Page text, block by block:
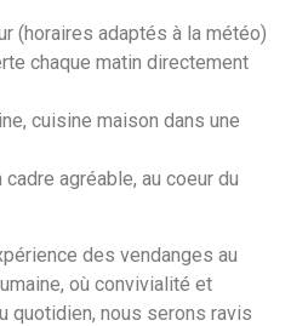
(horaires adaptés à la météo)
chaque matin directement
cuisine maison dans une
agréable, au coeur du
des vendanges au
où convivialité et
quotidien, nous serons ravis